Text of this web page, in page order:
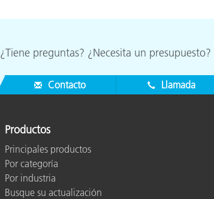
¿Tiene preguntas? ¿Necesita un presupuesto?
Contacto Llamada
Productos
Principales productos
Por categoría
Por industria
Busque su actualización